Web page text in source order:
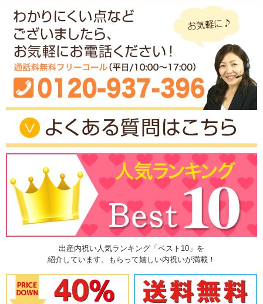
出産内祝い人気ランキング「ベスト10」を
紹介しています。もらって嬉しい内祝いが満載！